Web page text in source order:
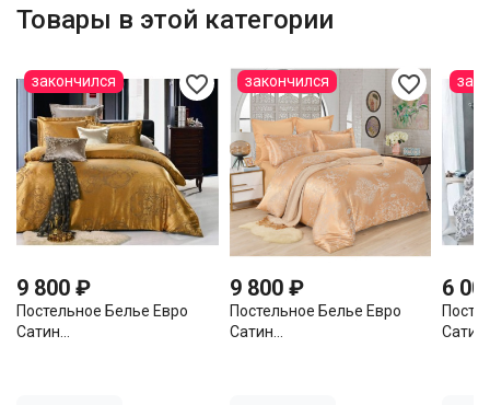
Товары в этой категории
favorite_border
9 800 ₽
Постельное Белье Евро
Сатин...
закончился favorite_border
9 800 ₽
Постельное Белье Евро
Сатин...
закончился
6